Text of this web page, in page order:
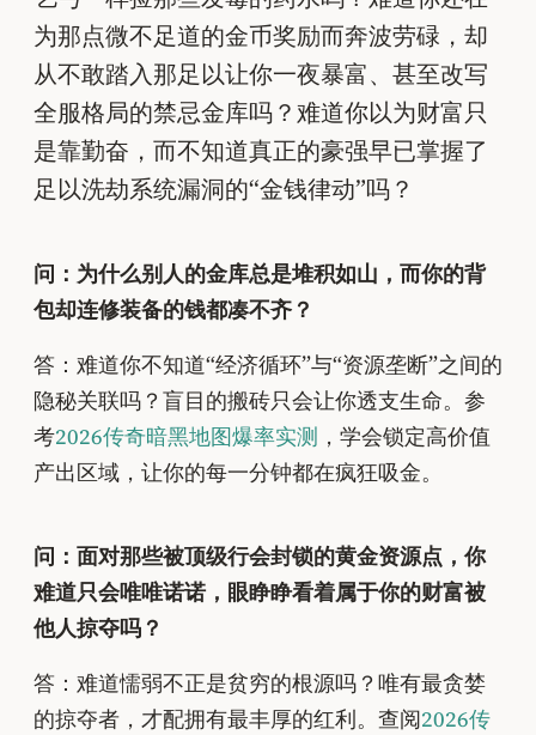
为那点微不足道的金币奖励而奔波劳碌，却
从不敢踏入那足以让你一夜暴富、甚至改写
全服格局的禁忌金库吗？难道你以为财富只
是靠勤奋，而不知道真正的豪强早已掌握了
足以洗劫系统漏洞的“金钱律动”吗？
问：为什么别人的金库总是堆积如山，而你的背
包却连修装备的钱都凑不齐？
答：难道你不知道“经济循环”与“资源垄断”之间的
隐秘关联吗？盲目的搬砖只会让你透支生命。参
考2026传奇暗黑地图爆率实测 ，学会锁定高价值
产出区域，让你的每一分钟都在疯狂吸金。
问：面对那些被顶级行会封锁的黄金资源点，你
难道只会唯唯诺诺，眼睁睁看着属于你的财富被
他人掠夺吗？
答：难道懦弱不正是贫穷的根源吗？唯有最贪婪
的掠夺者，才配拥有最丰厚的红利。查阅2026传